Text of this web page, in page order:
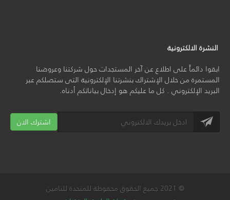
النشرة الالكترونية
ابقوا دائماً على اطلاع عن آخر المستجدات حول شركتنا وعروضنا
المستمرة من خلال الإشتراك بنشرتنا الإلكترونية التى ستصلكم عبر
البريد الإلكتروني . كل ما عليكم هو إدخال بياناتكم أدناه.
اشترك الان
© 2021 جميع الحقوق محفوظة للمتحدة للتامين